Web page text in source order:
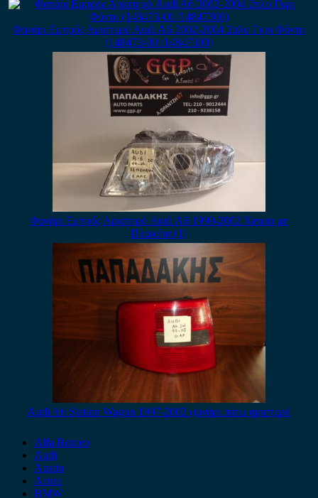
Φανάρι Εμπρός Αριστερό Audi A6 2002-2004 2πλο Γκρι Φόντο
(148473-00 /14847300)
Φανάρι Εμπρός Αριστερό Audi A6 1999-2002 Xenon με
Πλακέτα (1)
Audi A6 Station Wagon 1997-2002 φανάρι πίσω αριστερό
Alfa Romeo
Audi
Austin
Acura
BMW